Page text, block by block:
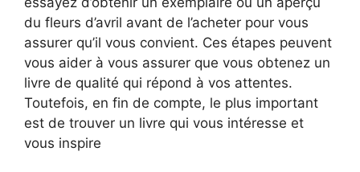
du fleurs d’avril avant de l’acheter pour vous
assurer qu’il vous convient. Ces étapes peuvent
vous aider à vous assurer que vous obtenez un
livre de qualité qui répond à vos attentes.
Toutefois, en fin de compte, le plus important
est de trouver un livre qui vous intéresse et
vous inspire